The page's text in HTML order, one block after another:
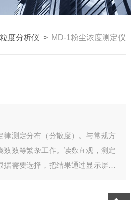
度分析仪 > MD-1粉尘浓度测定仪
律测定分布（分散度）。与常规方
数数等繁杂工作。读数直观，测定
据需要选择，把结果通过显示屏或
图进行清除。是粉尘实验室使用的